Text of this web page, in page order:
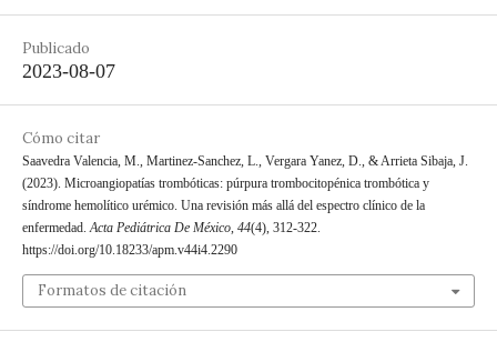
Publicado
2023-08-07
Cómo citar
Saavedra Valencia, M., Martinez-Sanchez, L., Vergara Yanez, D., & Arrieta Sibaja, J.
(2023). Microangiopatías trombóticas: púrpura trombocitopénica trombótica y
síndrome hemolítico urémico. Una revisión más allá del espectro clínico de la
enfermedad.Acta Pediátrica De México, 44(4), 312-322.
https://doi.org/10.18233/apm.v44i4.2290
Formatos de citación